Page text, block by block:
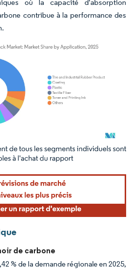
où la capacité d'absorption
contribue à la performance des
réutilisation nécessite une attribution sous CC BY
de carbone
% de la demande régionale en 2025,